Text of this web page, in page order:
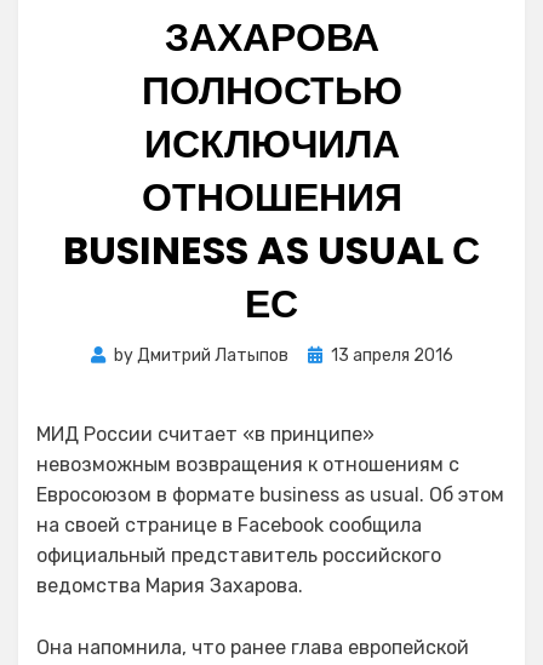
ЗАХАРОВА
ПОЛНОСТЬЮ
ИСКЛЮЧИЛА
ОТНОШЕНИЯ
BUSINESS AS USUAL С
ЕС
byДмитрий Латыпов
Posted
13 апреля 2016
МИД России считает «в принципе»
невозможным возвращения к отношениям с
Евросоюзом в формате business as usual. Об этом
на своей странице в Facebook сообщила
официальный представитель российского
ведомства Мария Захарова.
Она напомнила, что ранее глава европейской